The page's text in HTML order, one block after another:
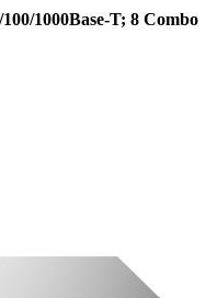
100/1000Base-T; 8 Combo